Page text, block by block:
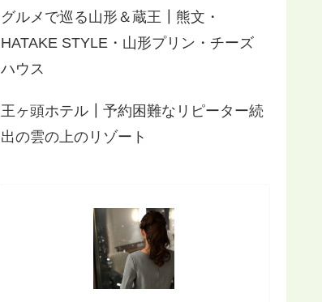
グルメで巡る山形＆蔵王┃熊文・
HATAKE STYLE・山形プリン・チーズ
ハウス
王ヶ頭ホテル┃予約困難なリピーター続
出の雲の上のリゾート